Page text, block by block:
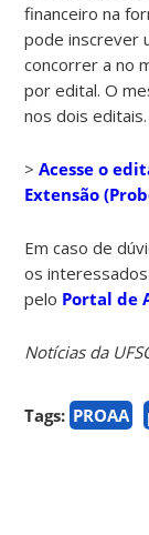
financeiro na
pode inscrever
concorrer a no
por edital. O
nos dois editais.
>Acesse o
Extensão
Em caso de
os
pelo Portal de
Notícias da
Tags: PROAA